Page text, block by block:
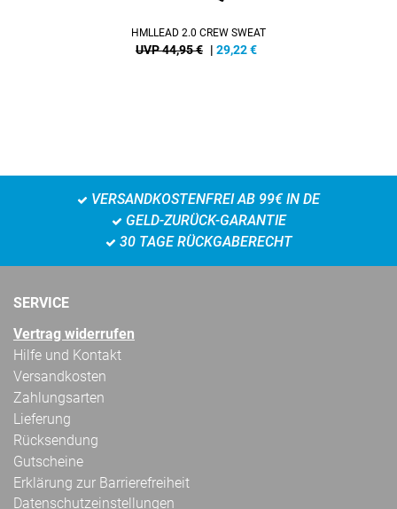
HMLLEAD 2.0 CREW SWEAT
UVP 44,95 € | 29,22€
VERSANDKOSTENFREI AB 99€ IN DE
GELD-ZURÜCK-GARANTIE
30 TAGE RÜCKGABERECHT
SERVICE
Vertrag widerrufen
Hilfe und Kontakt
Versandkosten
Zahlungsarten
Lieferung
Rücksendung
Gutscheine
Erklärung zur Barrierefreiheit
Datenschutzeinstellungen